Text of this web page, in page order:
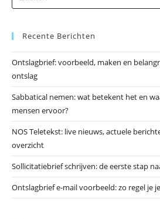
Recente Berichten
Ontslagbrief: voorbeeld, maken en
ontslag
Sabbatical nemen: wat betekent het en
mensen ervoor?
NOS Teletekst: live nieuws, actuele
overzicht
Sollicitatiebrief schrijven: de eerste stap
Ontslagbrief e-mail voorbeeld: zo regel je